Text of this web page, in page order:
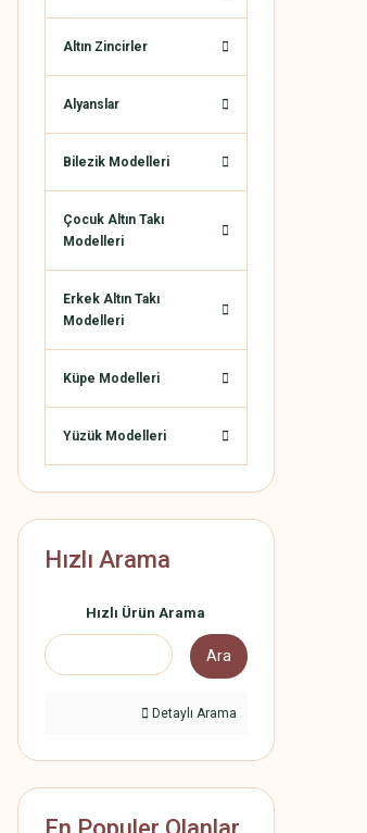
Altın Zincirler
Alyanslar
Bilezik Modelleri
Çocuk Altın Takı
Modelleri
Erkek Altın Takı
Modelleri
Küpe Modelleri
Yüzük Modelleri
Hızlı Arama
Hızlı Ürün Arama
Ara
Detaylı Arama